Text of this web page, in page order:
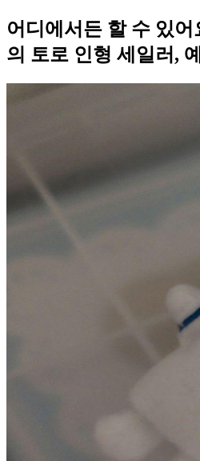
어디에서든 할 수 있어
의 토로 인형 세일러,